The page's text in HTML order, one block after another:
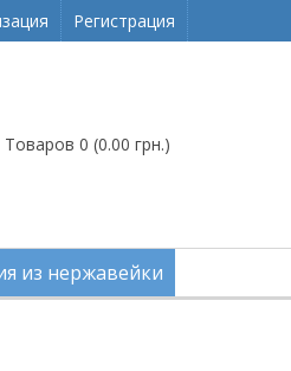
Регистрация
Товаров 0 (0.00 грн.)
из нержавейки